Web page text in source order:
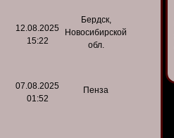
12.08.2025
15:22
Бердск,
Новосибирской
обл.
07.08.2025
01:52
Пенза